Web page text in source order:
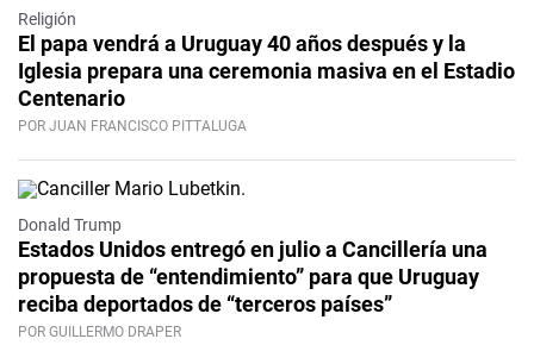
Religión
El papa vendrá a Uruguay 40 años después y la
Iglesia prepara una ceremonia masiva en el Estadio
Centenario
POR JUAN FRANCISCO PITTALUGA
Donald Trump
Estados Unidos entregó en julio a Cancillería una
propuesta de “entendimiento” para que Uruguay
reciba deportados de “terceros países”
POR GUILLERMO DRAPER